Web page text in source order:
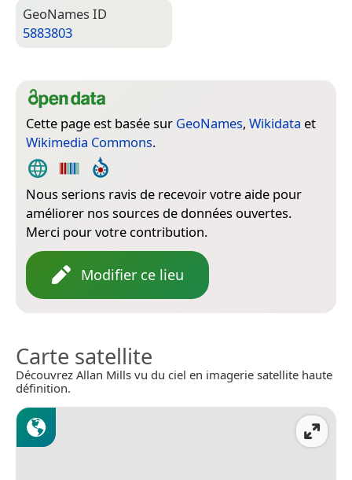
Geo­Names ID
5883803
Cette page est basée sur GeoNames, Wikidata et
Wikimedia Commons.
Nous serions ravis de recevoir votre aide pour
améliorer nos sources de données ouvertes.
Merci pour votre contribution.
Modifier ce lieu
Carte satellite
Découvrez Allan Mills vu du ciel en imagerie satellite haute
définition.